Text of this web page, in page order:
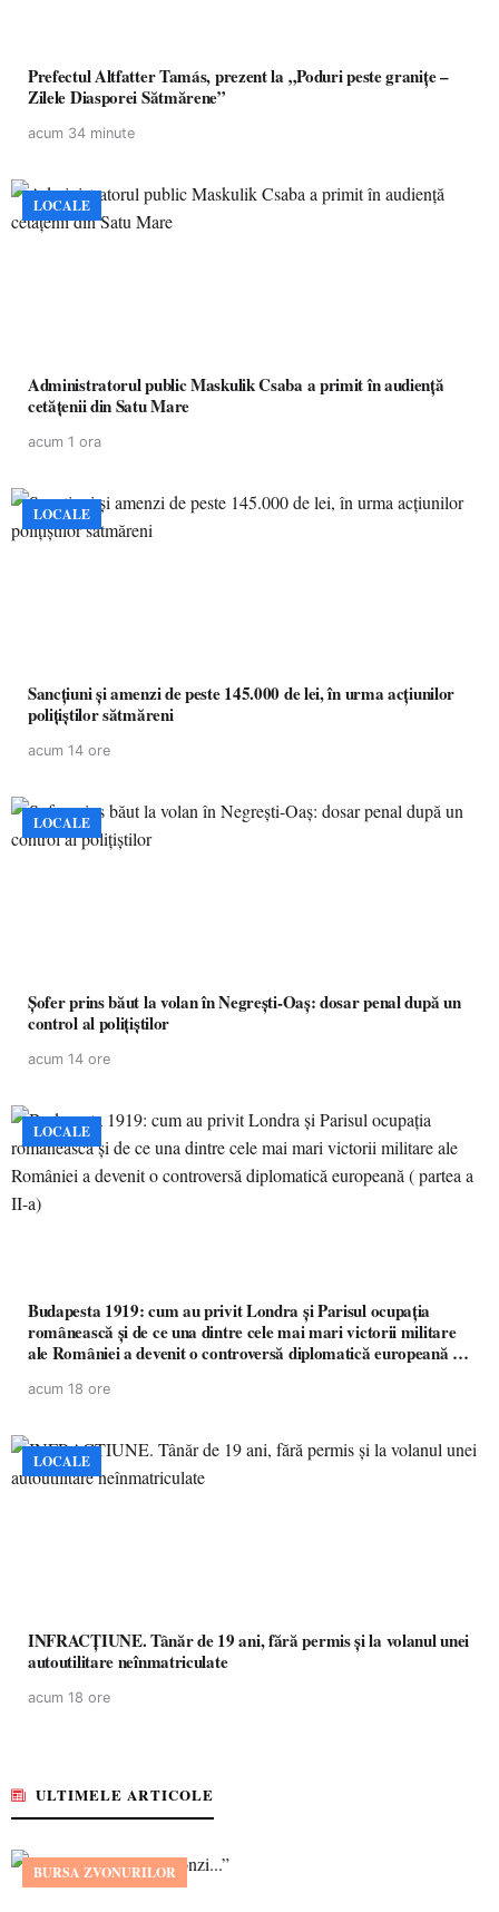
Prefectul Altfatter Tamás, prezent la „Poduri peste granițe –
Zilele Diasporei Sătmărene”
acum 34 minute
LOCALE
Administratorul public Maskulik Csaba a primit în audiență
cetățenii din Satu Mare
acum 1 ora
LOCALE
Sancțiuni și amenzi de peste 145.000 de lei, în urma acțiunilor
polițiștilor sătmăreni
acum 14 ore
LOCALE
Șofer prins băut la volan în Negrești-Oaș: dosar penal după un
control al polițiștilor
acum 14 ore
LOCALE
Budapesta 1919: cum au privit Londra și Parisul ocupația
românească și de ce una dintre cele mai mari victorii militare
ale României a devenit o controversă diplomatică europeană (
acum 18 ore
LOCALE
INFRACȚIUNE. Tânăr de 19 ani, fără permis și la volanul unei
autoutilitare neînmatriculate
acum 18 ore
ULTIMELE ARTICOLE
BURSA ZVONURILOR